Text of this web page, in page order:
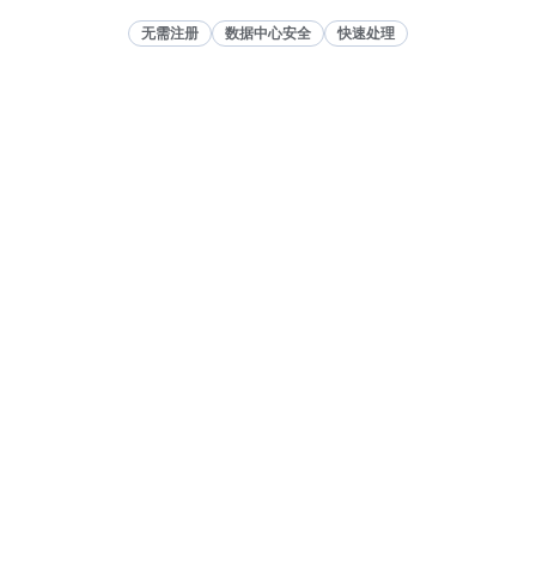
无需注册 数据中心安全 快速处理